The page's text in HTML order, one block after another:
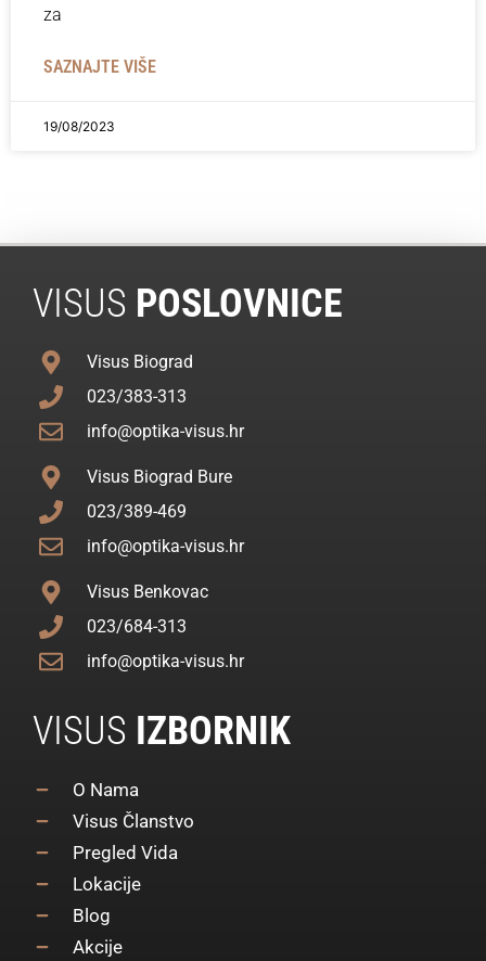
za
SAZNAJTE VIŠE
19/08/2023
VISUS POSLOVNICE
Visus Biograd
023/383-313
info@optika-visus.hr
Visus Biograd Bure
023/389-469
info@optika-visus.hr
Visus Benkovac
023/684-313
info@optika-visus.hr
VISUS IZBORNIK
O Nama
Visus Članstvo
Pregled Vida
Lokacije
Blog
Akcije